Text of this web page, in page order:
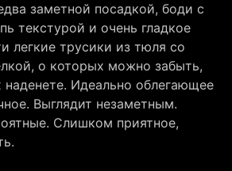
заметной посадкой, боди с
текстурой и очень гладкое
легкие трусики из тюля со
о которых можно забыть,
наденете. Идеально облегающее
Выглядит незаметным.
Слишком приятное,